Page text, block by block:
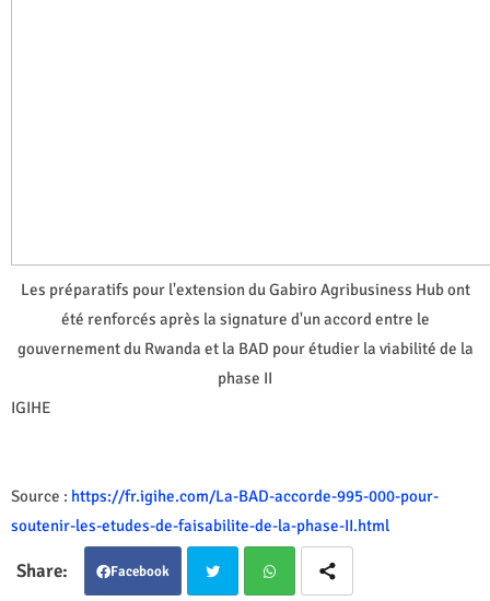
Les préparatifs pour l'extension du Gabiro Agribusiness Hub ont
été renforcés après la signature d'un accord entre le
gouvernement du Rwanda et la BAD pour étudier la viabilité de la
phase II
IGIHE
Source : https://fr.igihe.com/La-BAD-accorde-995-000-pour-
soutenir-les-etudes-de-faisabilite-de-la-phase-II.html
Facebook